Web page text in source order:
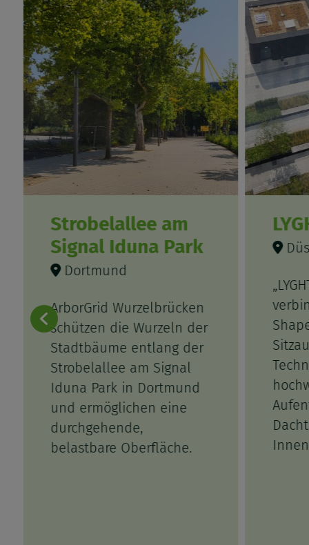
Strobelallee am
Signal Iduna Park
Dortmund
ArborGrid Wurzelbrücken
schützen die Wurzeln der
Stadtbäume entlang der
Strobelallee am Signal
Iduna Park in Dortmund
und ermöglichen eine
durchgehende,
belastbare Oberfläche.